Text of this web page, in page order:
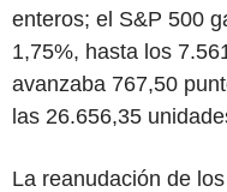
enteros; el S&P 500
1,75%, hasta los
avanzaba 767,50
las 26.656,35
La reanudación de